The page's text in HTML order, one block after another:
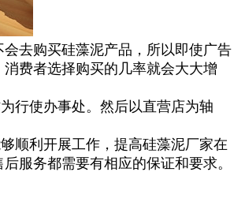
去购买硅藻泥产品，所以即使广告
消费者选择购买的几率就会大大增
行使办事处。然后以直营店为轴
顺利开展工作，提高硅藻泥厂家在
服务都需要有相应的保证和要求。